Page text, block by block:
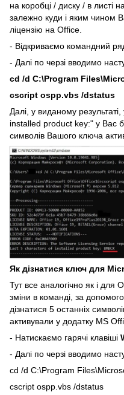
на коробці / диску / в листі
залежно куди і яким чином
ліцензію на Office.
- Відкриваємо командний
- Далі по черзі вводимо
cd /d C:\Program
cscript ospp.vbs /dstatus
Далі, у виданому
installed product key:" у Вас
символів Вашого ключа
Як дізнатися ключ для
Тут все аналогічно як і для
зміни в команді, за
дізнатися 5 останніх
активували у додатку MS
- Натискаємо гарячі клавіші
- Далі по черзі вводимо
cd /d C:\Program
cscript ospp.vbs /dstatus